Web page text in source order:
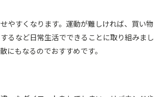
やすくなります。運動が難しければ、買い物
るなど日常生活でできることに取り組みまし
にもなるのでおすすめです。